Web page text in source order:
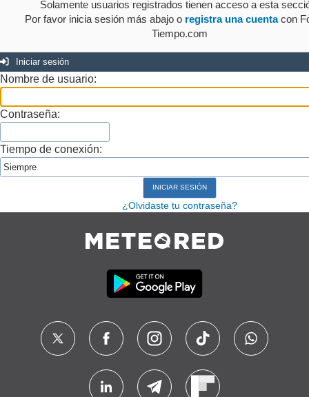
Solamente usuarios registrados tienen acceso a esta
Por favor inicia sesión más abajo o registra una cuentacon
Tiempo.com
Iniciar sesión
Nombre de usuario:
Contraseña:
Tiempo de conexión:
¿Olvidaste tu contraseña?